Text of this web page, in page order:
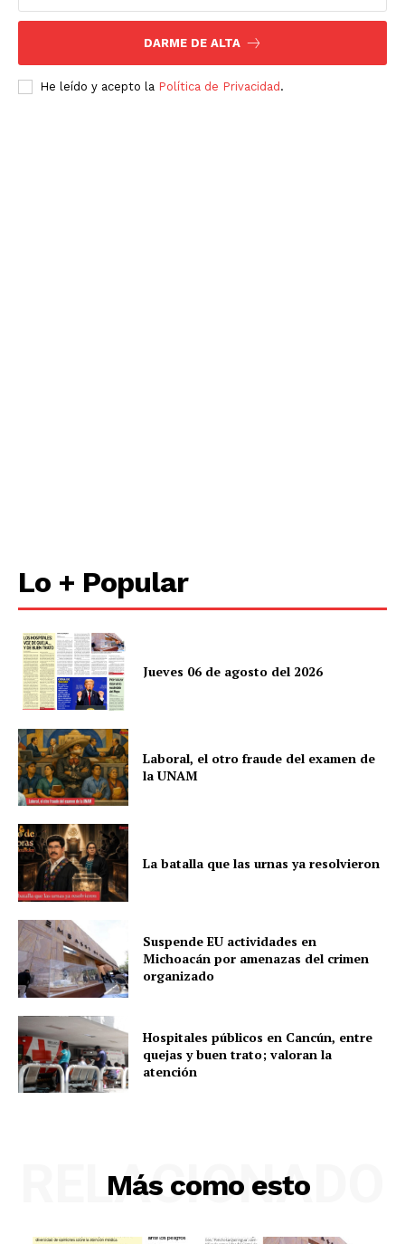
DARME DE ALTA
He leído y acepto la Política de Privacidad .
Lo + Popular
Jueves 06 de agosto del 2026
Laboral, el otro fraude del examen de
la UNAM
La batalla que las urnas ya resolvieron
Suspende EU actividades en
Michoacán por amenazas del crimen
organizado
Hospitales públicos en Cancún, entre
quejas y buen trato; valoran la
atención
Más como esto
RELACIONADO